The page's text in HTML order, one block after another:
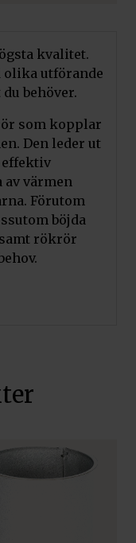
kvalitet.
utförande
behöver.
som kopplar
Den leder ut
effektiv
av värmen
Förutom
böjda
rökrör